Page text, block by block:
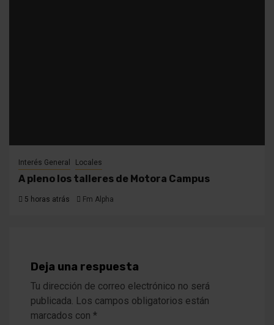
Interés General Locales
A pleno los talleres de Motora Campus
5 horas atrás Fm Alpha
Deja una respuesta
Tu dirección de correo electrónico no será
publicada. Los campos obligatorios están
marcados con *